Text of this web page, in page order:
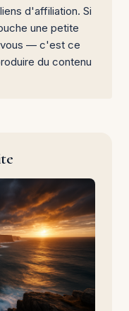
d'affiliation. Si
une petite
vous — c'est ce
du contenu